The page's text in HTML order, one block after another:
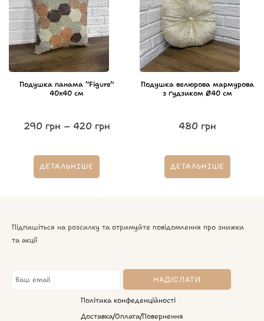
Подушка панама “Figure”
40х40 см
290 грн – 420 грн
ДЕТАЛЬНІШЕ
Подушка велюрова мармурова
з ґудзиком Ø40 см
480 грн
ДЕТАЛЬНІШЕ
Підпишіться на розсилку та отримуйте повідомлення про знижки
та акції
Політика конфеденційності
Доставка/Оплата/Повернення